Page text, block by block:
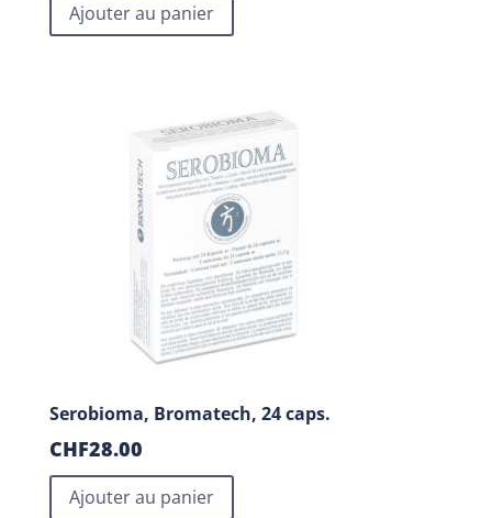
Ajouter au panier
Serobioma, Bromatech, 24 caps.
CHF28.00
Ajouter au panier